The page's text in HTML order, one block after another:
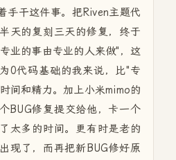
手干这件事。把Riven主题代
天的复刻三天的修复，终于
业的事由专业的人来做"，这
0代码基础的我来说，比"专
间和精力。加上小米mimo的
BUG修复提交给他，卡一个
太多的时间。更有时是老的
现了，而再把新BUG修好原